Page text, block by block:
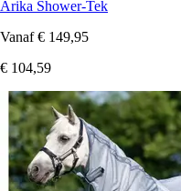
Arika Shower-Tek
Vanaf € 149,95
€ 104,59